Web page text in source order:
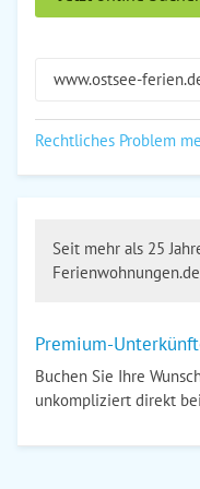
www.ostsee-
Rechtliches Problem
Seit mehr als 25
Ferienwohnungen.de
Premium-
Buchen Sie Ihre
unkompliziert direkt